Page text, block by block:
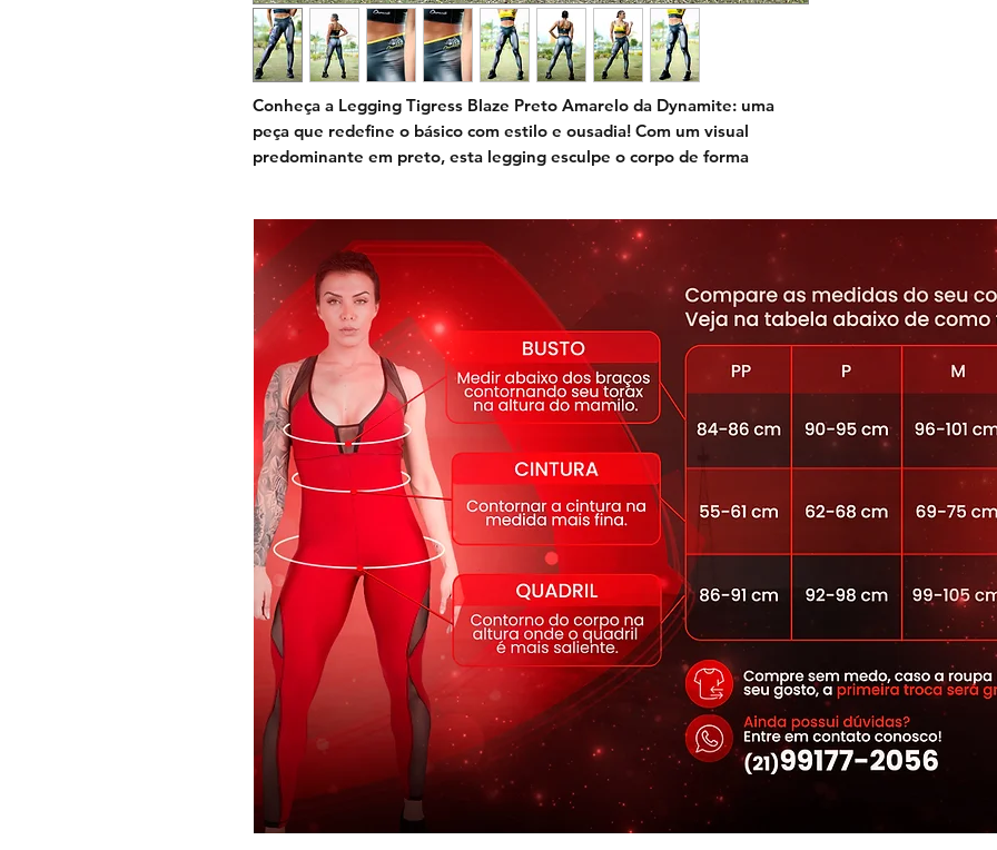
Conheça a Legging Tigress Blaze Preto Amarelo da Dynamite: uma
peça que redefine o básico com estilo e ousadia! Com um visual
predominante em preto, esta legging esculpe o corpo de forma
vetorial da coleção Tigre adiciona um toque final de elegância e
atitude.
Feita com um tecido de alta qualidade, ela mantém a intensidade das
cores e o ajuste perfeito, mesmo com o uso contínuo. Essa é a legging
que molda seu corpo como uma verdadeira "luva" e eleva seu estilo
para qualquer ocasião!
Informações Técnicas
• Tecido: Cirre
• Composição: 85% Poliester 15% Elastano
• Cor Preto Amarelo
• Toque macio, gelado por fora, suave por dentro